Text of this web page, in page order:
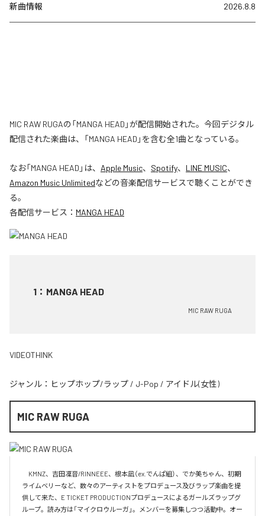
新曲情報 2026.8.8
MIC RAW RUGAの「MANGA HEAD」が配信開始された。今回デジタル
配信された楽曲は、「MANGA HEAD」を含む全1曲となっている。
なお「MANGA HEAD 」は、 Apple Music、 Spotify、 LINE MUSIC、
Amazon Music Unlimitedなどの音楽配信サービスで聴くことができ
る。
各配信サービス： MANGA HEAD
1 ： MANGA HEAD
MIC RAW RUGA
VIDEOTHINK
ジャンル： ヒップホップ/ラップ / J-Pop / アイドル(女性)
MIC RAW RUGA
KMNZ、吉田凜音/RINNEEE、根本凪（ex.でんぱ組）、でか美ちゃん、初期
ライムベリーなど、数々のアーティストをプロデュース及びラップ楽曲を提
供して来た、E TICKET PRODUCTIONプロデュースによるガールズラップグ
ループ。読み方は「マイクロウルーガ」。メンバーを募集しつつ活動中。オー